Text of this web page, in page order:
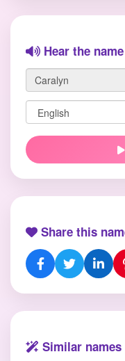
Hear the name
Share this
Similar names